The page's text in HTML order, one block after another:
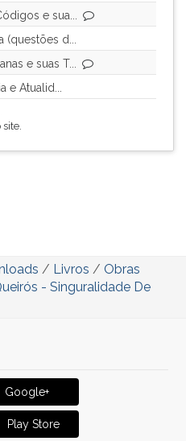
e sua...
(questões d...
e suas T...
e Atualid...
/ Livros / Obras
- Singuralidade De
Google+
Play Store